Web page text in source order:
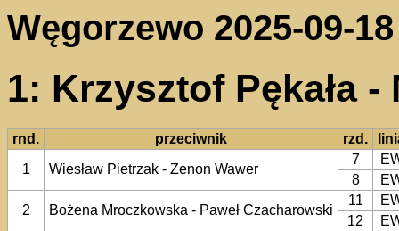
Węgorzewo 2025-09-18
1: Krzysztof Pękała
rnd. przeciwnik rzd.
1
Wiesław Pietrzak - Zenon Wawer
7
8
2
Bożena Mroczkowska - Paweł Czacharowski
11
12